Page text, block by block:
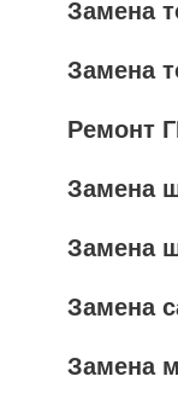
Замена
Замена
Ремонт
Замена
Замена
Замена
Замена